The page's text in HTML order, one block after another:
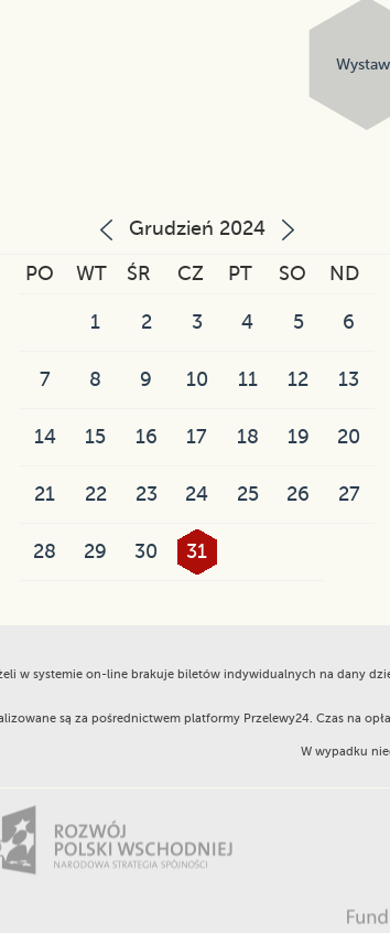
Grudzień 2024
PO WT ŚR CZ PT SO ND
1 2 3 4 5 6
7 8 9 10 11 12 13
14 15 16 17 18 19 20
21 22 23 24 25 26 27
28 29 30 31
w systemie on-line brakuje biletów indywidualnych na dany
są za pośrednictwem platformy Przelewy24. Czas na
W wypadku